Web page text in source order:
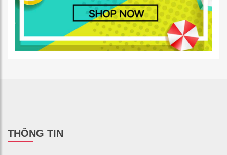
THÔNG TIN